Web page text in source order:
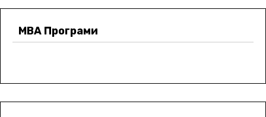
МВА Програми